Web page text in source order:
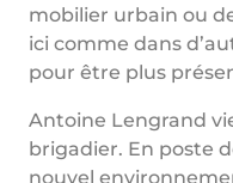
mobilier urbain ou
ici comme dans
pour être plus
Antoine Lengrand
brigadier. En poste
nouvel